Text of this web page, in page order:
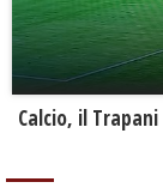
Calcio, il